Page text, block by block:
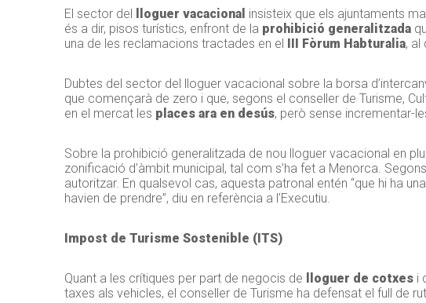
El sector del lloguer vacacional insisteix que els ajuntaments
és a dir, pisos turístics, enfront de la prohibició generalitzada
una de les reclamacions tractades en el
III Fòrum Habturalia, al
Dubtes del sector del lloguer vacacional sobre la borsa
que començarà de zero i que, segons el conseller de Turisme,
en el mercat les places ara en desús, però sense incrementar-
Sobre la prohibició generalitzada de nou lloguer vacacional en
zonificació d’àmbit municipal, tal com s’ha fet a Menorca.
autoritzar. En qualsevol cas, aquesta patronal entén “que hi ha una
havien de prendre”, diu en referència a l’Executiu.
Impost de Turisme Sostenible (ITS)
Quant a les crítiques per part de negocis de lloguer de cotxes i
taxes als vehicles, el conseller de Turisme ha defensat el full de